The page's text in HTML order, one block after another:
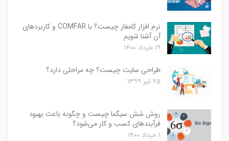
نرم افزار کامفار چیست؟ با COMFAR و کاربردهای
آن آشنا شویم
۱۹ خرداد ۱۴۰۰
طراحی سایت چیست؟ چه مراحلی دارد؟
۲۵ تیر ۱۳۹۹
روش شش سیگما چیست و چگونه باعث بهبود
فرآیندهای کسب و کار می‌شود؟
۱ خرداد ۱۴۰۰